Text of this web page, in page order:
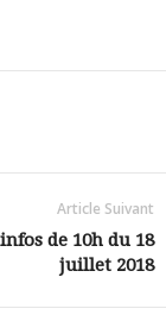
Article Suivant
de 10h du 18
juillet 2018